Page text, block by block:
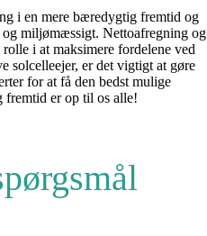
i en mere bæredygtig fremtid og
miljømæssigt. Nettoafregning og
i at maksimere fordelene ved
solcelleejer, er det vigtigt at gøre
for at få den bedst mulige
er op til os alle!